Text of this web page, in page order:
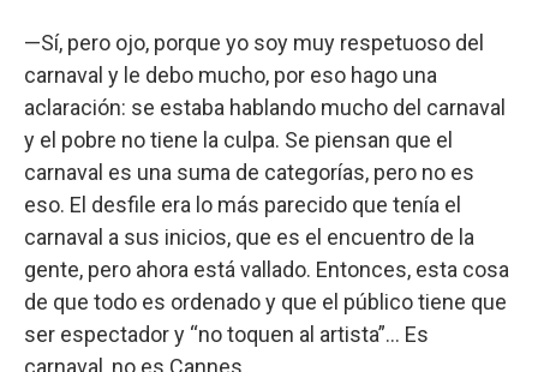
—Sí, pero ojo, porque yo soy muy respetuoso del
carnaval y le debo mucho, por eso hago una
aclaración: se estaba hablando mucho del carnaval
y el pobre no tiene la culpa. Se piensan que el
carnaval es una suma de categorías, pero no es
eso. El desfile era lo más parecido que tenía el
carnaval a sus inicios, que es el encuentro de la
gente, pero ahora está vallado. Entonces, esta cosa
de que todo es ordenado y que el público tiene que
ser espectador y “no toquen al artista”... Es
carnaval, no es Cannes.